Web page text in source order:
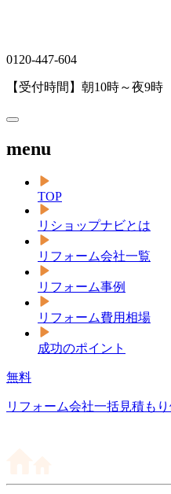
0120-447-604
【受付時間】朝10時～夜9時
menu
TOP
リショップナビとは
リフォーム会社一覧
リフォーム事例
リフォーム費用相場
成功のポイント
無料
リフォーム会社一括見積も